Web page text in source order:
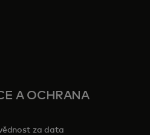
new tab
A OCHRANA
za data